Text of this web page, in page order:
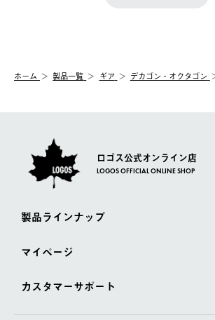
【配送業者】
佐川急便にて配送されます。
一度お手元の商品を返品いただき、ご希望商
ホーム 製品一覧 ギア デカゴン・オクタゴン
ロゴス公式オンライン店
LOGOS OFFICIAL ONLINE SHOP
製品ラインナップ
マイページ
カスタマーサポート